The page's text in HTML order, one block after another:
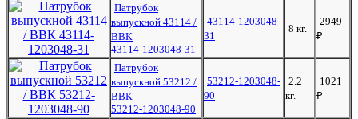
Патрубок
выпускной 43114 /
ВВК
43114-1203048-31
43114-1203048-
31
8 кг.
2949
₽
Патрубок
выпускной 53212 /
ВВК
53212-1203048-90
53212-1203048-
90
2.2
кг.
1021
₽